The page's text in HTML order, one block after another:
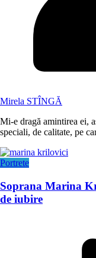
Mirela STÎNGĂ
Mi-e dragă amintirea ei,
speciali, de calitate, pe
Portrete
Soprana Marina
de iubire